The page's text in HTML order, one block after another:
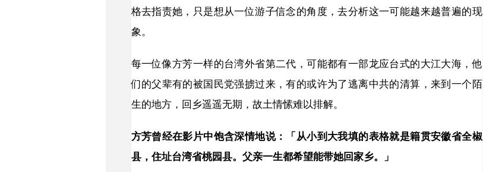
格去指责她，只是想从一位游子信念的角度，去分析这一可能越来越普遍的现
象。
每一位像方芳一样的台湾外省第二代，可能都有一部龙应台式的大江大海，他
们的父辈有的被国民党强掳过来，有的或许为了逃离中共的清算，来到一个陌
生的地方，回乡遥遥无期，故土情愫难以排解。
方芳曾经在影片中饱含深情地说：「从小到大我填的表格就是籍贯安徽省全椒
县，住址台湾省桃园县。父亲一生都希望能带她回家乡。」